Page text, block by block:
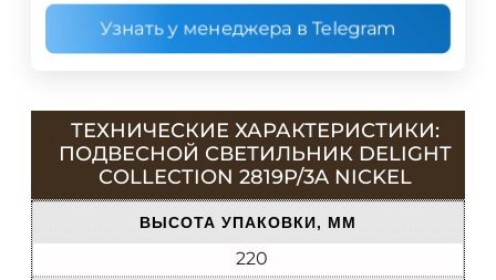
Узнать у менеджера в Telegram
ТЕХНИЧЕСКИЕ ХАРАКТЕРИСТИКИ:
ПОДВЕСНОЙ СВЕТИЛЬНИК DELIGHT
COLLECTION 2819P/3A NICKEL
ВЫСОТА УПАКОВКИ, ММ
220